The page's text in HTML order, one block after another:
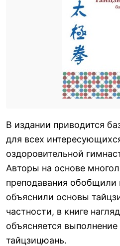
В издании приводится
для всех
оздоровительной
Авторы на основе
преподавания
объяснили основы
частности, в книге
объясняется
тайцзицюань.